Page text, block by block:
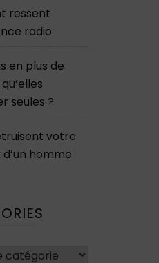
ressent
radio
en plus de
seules ?
votre
homme